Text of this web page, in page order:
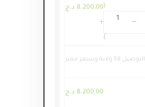
8.200,00 د.ج
التوصيل 58 ولاية وبسعر مميز
8.200,00 د.ج